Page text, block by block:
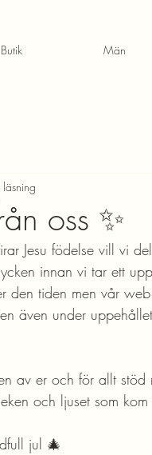
Butik Män
oss ✨
läsning
Jesu födelse vill vi
innan vi tar ett
den tiden men vår
även under
av er och för allt
och ljuset som
jul 🎄